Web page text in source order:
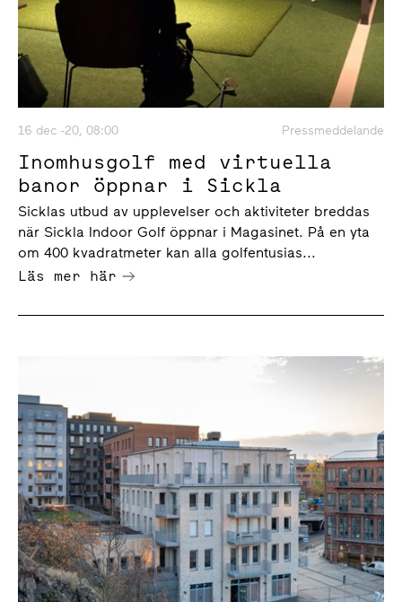
16 dec -20, 08:00 Pressmeddelande
Inomhusgolf med virtuella
banor öppnar i Sickla
Sicklas utbud av upplevelser och aktiviteter breddas
när Sickla Indoor Golf öppnar i Magasinet. På en yta
om 400 kvadratmeter kan alla golfentusias...
Läs mer här